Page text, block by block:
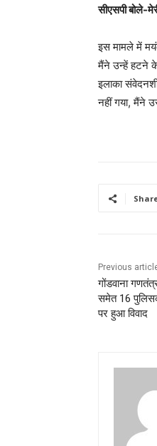
सीएसपी बोले-
इस मामले में
मैंने उन्हें हटने के
इलाका
नहीं गया, मैंने
Previous
गोंडवाना
समेत 16
पर हुआ विवाद